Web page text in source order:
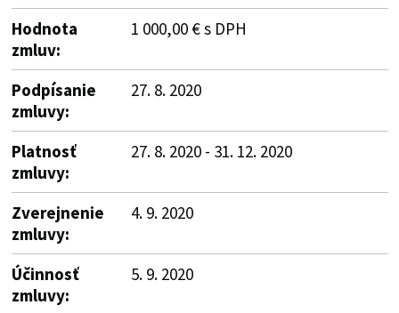
Hodnota
zmluv:
1 000,00 € s DPH
Podpísanie
zmluvy:
27. 8. 2020
Platnosť
zmluvy:
27. 8. 2020 - 31. 12. 2020
Zverejnenie
zmluvy:
4. 9. 2020
Účinnosť
zmluvy:
5. 9. 2020